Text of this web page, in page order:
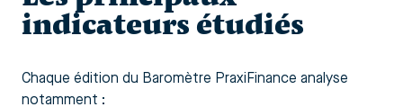
indicateurs étudiés
Chaque édition du Baromètre PraxiFinance analyse
notamment :